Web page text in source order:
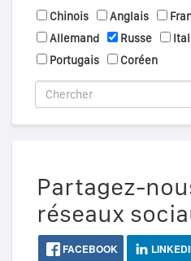
Chinois
Anglais
Allemand
Russe
Portugais
Coréen
Partagez-
réseaux
FACEBOOK